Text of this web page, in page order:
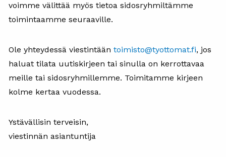
voimme välittää myös tietoa sidosryhmiltämme
toimintaamme seuraaville.
Ole yhteydessä viestintään toimisto@tyottomat.fi, jos
haluat tilata uutiskirjeen tai sinulla on kerrottavaa
meille tai sidosryhmillemme. Toimitamme kirjeen
kolme kertaa vuodessa.
Ystävällisin terveisin,
viestinnän asiantuntija